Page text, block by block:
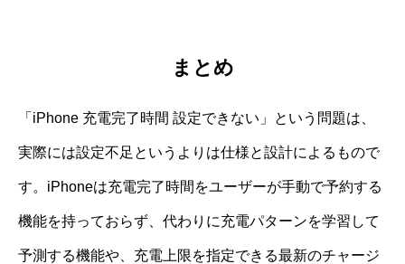
まとめ
「iPhone 充電完了時間 設定できない」という問題は、
実際には設定不足というよりは仕様と設計によるもので
す。iPhoneは充電完了時間をユーザーが手動で予約する
機能を持っておらず、代わりに充電パターンを学習して
予測する機能や、充電上限を指定できる最新のチャージ